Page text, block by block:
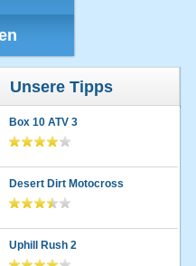
Unsere Tipps
Box 10 ATV 3
Desert Dirt Motocross
Uphill Rush 2